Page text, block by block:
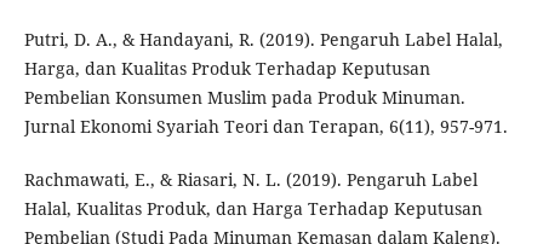
Putri, D. A., & Handayani, R. (2019). Pengaruh Label Halal,
Harga, dan Kualitas Produk Terhadap Keputusan
Pembelian Konsumen Muslim pada Produk Minuman.
Jurnal Ekonomi Syariah Teori dan Terapan, 6(11), 957-971.
Rachmawati, E., & Riasari, N. L. (2019). Pengaruh Label
Halal, Kualitas Produk, dan Harga Terhadap Keputusan
Pembelian (Studi Pada Minuman Kemasan dalam Kaleng).